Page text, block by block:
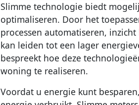
Slimme technologie biedt
optimaliseren. Door het
processen automatiseren,
kan leiden tot een lager
bespreekt hoe deze
woning te realiseren.
Voordat u energie kunt